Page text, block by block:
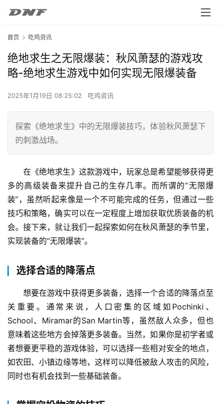
首页 吃鸡资讯
绝地求生之无限爆装：秋风萧瑟的游戏攻
略-绝地求生游戏中如何实现无限爆装备
2025年1月19日 08:25:02 吃鸡资讯
探索《绝地求生》中的无限爆装技巧，体验秋风萧瑟下
的刺激战场。
在《绝地求生》这款游戏中，玩家总是希望能够获得更
多的高级装备来提升自己的生存几率。而所谓的“无限爆
装”，虽然听起来像是一个不可能完成的任务，但通过一些
技巧和策略，确实可以在一定程度上增加获取优质装备的机
会。接下来，就让我们一起探索如何在秋风萧瑟的季节里，
实现装备的“无限爆装”。
选择合适的降落点
想要在游戏中获得更多装备，选择一个合适的降落点至
关重要。通常来说，人口密集的区域如Pochinki、
School、Miramar的San Martin等，虽然敌人众多，但也
意味着这些地方会掉落更多装备。当然，如果你是初学者或
者想要更平稳的游戏体验，可以选择一些相对安全的地点，
如农田、小镇边缘等地，这样可以降低被敌人攻击的风险，
同时也有机会找到一些基础装备。